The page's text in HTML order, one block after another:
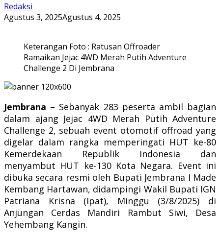
Redaksi
Agustus 3, 2025Agustus 4, 2025
Keterangan Foto : Ratusan Offroader
Ramaikan Jejac 4WD Merah Putih Adventure
Challenge 2 Di Jembrana
Jembrana – Sebanyak 283 peserta ambil bagian
dalam ajang Jejac 4WD Merah Putih Adventure
Challenge 2, sebuah event otomotif offroad yang
digelar dalam rangka memperingati HUT ke-80
Kemerdekaan Republik Indonesia dan
menyambut HUT ke-130 Kota Negara. Event ini
dibuka secara resmi oleh Bupati Jembrana I Made
Kembang Hartawan, didampingi Wakil Bupati IGN
Patriana Krisna (Ipat), Minggu (3/8/2025) di
Anjungan Cerdas Mandiri Rambut Siwi, Desa
Yehembang Kangin.